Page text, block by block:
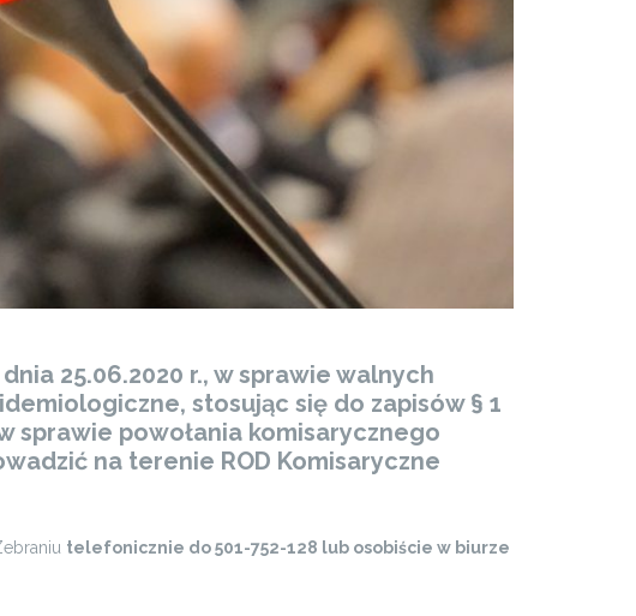
25.06.2020 r., w sprawie walnych
stosując się do zapisów § 1
sprawie powołania komisarycznego
na terenie ROD Komisaryczne
telefonicznie do 501-752-128 lub osobiście w biurze